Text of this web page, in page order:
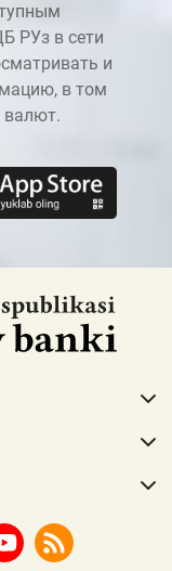
РУз в сети
и
в том
валют.